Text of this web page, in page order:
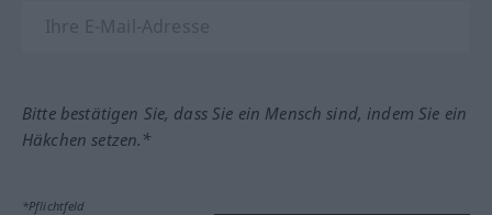
Bitte bestätigen Sie, dass Sie ein Mensch sind, indem Sie ein
Häkchen setzen.*
*Pflichtfeld